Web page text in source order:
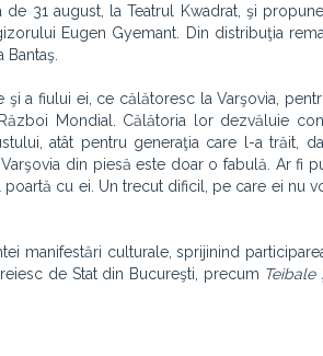
31 august, la Teatrul Kwadrat, şi
Eugen Gyemant. Din distribuţia
a fiului ei, ce călătoresc la Varşovia,
Mondial. Călătoria lor dezvăluie
atât pentru generaţia care l-a trăit,
din piesă este doar o fabulă. Ar fi
cu ei. Un trecut dificil, pe care ei nu
manifestări culturale, sprijinind
de Stat din Bucureşti, precum Teibale